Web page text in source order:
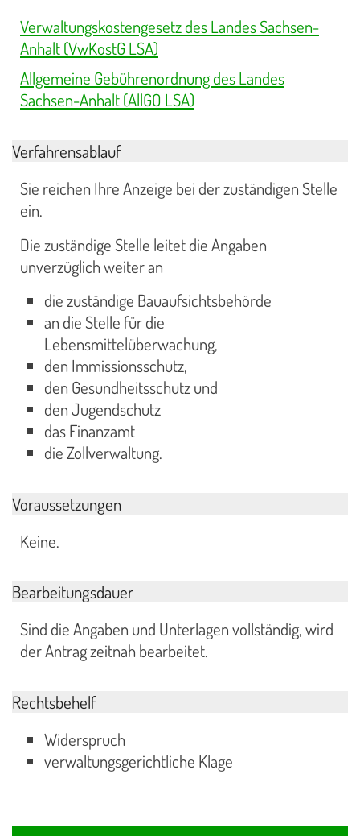
Verwaltungskostengesetz des Landes Sachsen-
Anhalt (VwKostG LSA)
Allgemeine Gebührenordnung des Landes
Sachsen-Anhalt (AllGO LSA)
Verfahrensablauf
Sie reichen Ihre Anzeige bei der zuständigen Stelle
ein.
Die zuständige Stelle leitet die Angaben
unverzüglich weiter an
die zuständige Bauaufsichtsbehörde
an die Stelle für die
Lebensmittelüberwachung,
den Immissionsschutz,
den Gesundheitsschutz und
den Jugendschutz
das Finanzamt
die Zollverwaltung.
Voraussetzungen
Keine.
Bearbeitungsdauer
Sind die Angaben und Unterlagen vollständig, wird
der Antrag zeitnah bearbeitet.
Rechtsbehelf
Widerspruch
verwaltungsgerichtliche Klage